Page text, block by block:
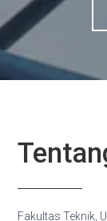
Fakultas Teknik,